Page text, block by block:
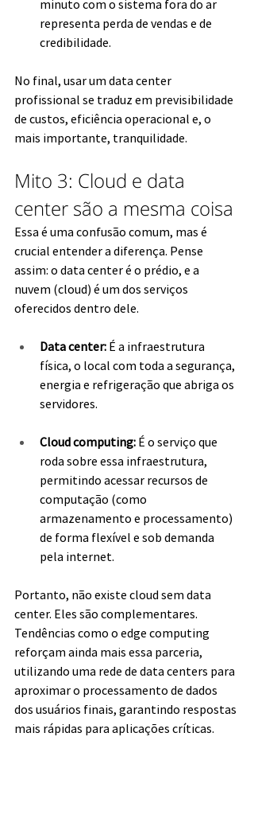
minuto com o sistema fora do ar
representa perda de vendas e de
credibilidade.
No final, usar um data center
profissional se traduz em previsibilidade
de custos, eficiência operacional e, o
mais importante, tranquilidade.
Mito 3: Cloud e data
center são a mesma coisa
Essa é uma confusão comum, mas é
crucial entender a diferença. Pense
assim: o data center é o prédio, e a
nuvem (cloud) é um dos serviços
oferecidos dentro dele.
Data center: É a infraestrutura
física, o local com toda a segurança,
energia e refrigeração que abriga os
servidores.
Cloud computing: É o serviço que
roda sobre essa infraestrutura,
permitindo acessar recursos de
computação (como
armazenamento e processamento)
de forma flexível e sob demanda
pela internet.
Portanto, não existe cloud sem data
center. Eles são complementares.
Tendências como o edge computing
reforçam ainda mais essa parceria,
utilizando uma rede de data centers para
aproximar o processamento de dados
dos usuários finais, garantindo respostas
mais rápidas para aplicações críticas.